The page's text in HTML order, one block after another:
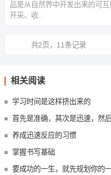
品是从自然界中开发出来的可
开采、收..
共2页，11条记录
相关阅读
学习时间是这样挤出来的
首先是准确，其次是迅速，然后
养成迅速反应的习惯
掌握书写基础
要成功的一生，就先规划你的